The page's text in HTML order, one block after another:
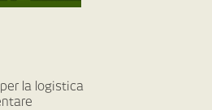
la logistica